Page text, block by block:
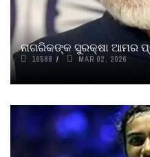
ନାଗରିକଙ୍କ ସୁରକ୍ଷା ଆମର
16588 MAR 02, 2026